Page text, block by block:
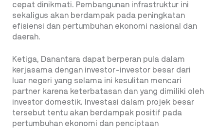
cepat dinikmati. Pembangunan infrastruktur ini
sekaligus akan berdampak pada peningkatan
efisiensi dan pertumbuhan ekonomi nasional dan
daerah.
Ketiga, Danantara dapat berperan pula dalam
kerjasama dengan investor-investor besar dari
luar negeri yang selama ini kesulitan mencari
partner karena keterbatasan dan yang dimiliki oleh
investor domestik. Investasi dalam projek besar
tersebut tentu akan berdampak positif pada
pertumbuhan ekonomi dan penciptaan